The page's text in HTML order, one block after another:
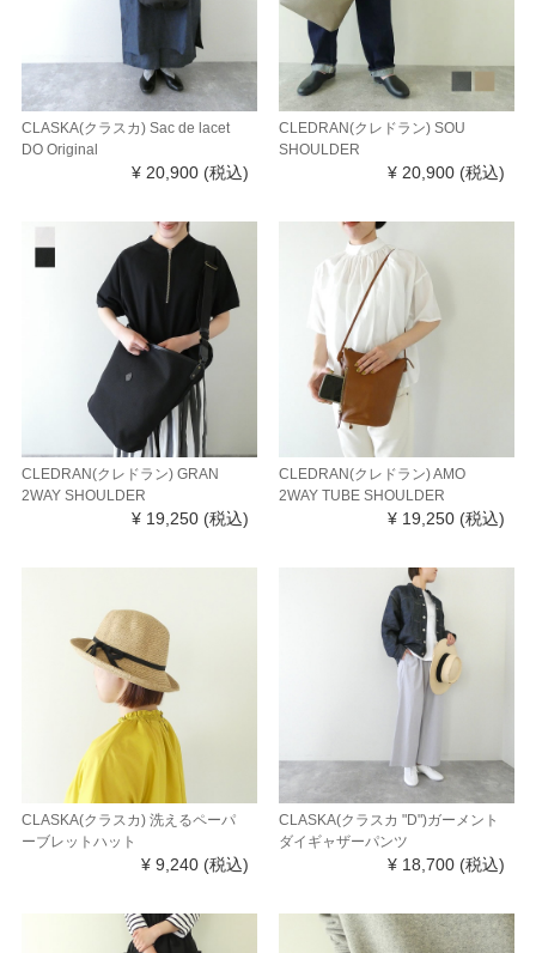
CLASKA(クラスカ) Sac de lacet
DO Original
¥ 20,900 (税込)
CLEDRAN(クレドラン) SOU
SHOULDER
¥ 20,900 (税込)
CLEDRAN(クレドラン) GRAN
2WAY SHOULDER
¥ 19,250 (税込)
CLEDRAN(クレドラン) AMO
2WAY TUBE SHOULDER
¥ 19,250 (税込)
CLASKA(クラスカ) 洗えるペーパ
ーブレットハット
¥ 9,240 (税込)
CLASKA(クラスカ "D")ガーメント
ダイギャザーパンツ
¥ 18,700 (税込)